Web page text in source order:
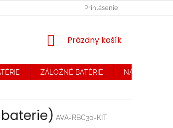
REKLAMAČNÝ PORIADOKPrihlásenie
NÁKUPNÝ
Prázdny košík
ZÁLOŽNÉ BATÉRIE NABÍJAČKY
baterie) AVA-RBC30-KIT